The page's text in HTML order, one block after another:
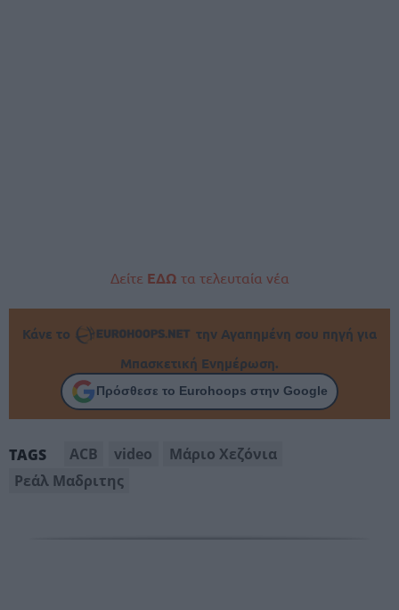
Δείτε ΕΔΩ τα τελευταία νέα
Κάνε το
την Αγαπημένη σου πηγή για
Μπασκετική Ενημέρωση.
Πρόσθεσε το Eurohoops στην Google
TAGS ACB video
Μάριο Χεζόνια
Ρεάλ Μαδριτης